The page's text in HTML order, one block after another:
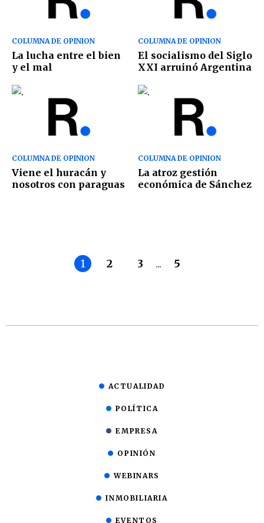
COLUMNA DE OPINION
La lucha entre el bien
y el mal
COLUMNA DE OPINION
El socialismo del Siglo
XXI arruinó Argentina
COLUMNA DE OPINION
Viene el huracán y
nosotros con paraguas
COLUMNA DE OPINION
La atroz gestión
económica de Sánchez
1 2 3 ... 5
ACTUALIDAD
POLÍTICA
EMPRESA
OPINIÓN
WEBINARS
INMOBILIARIA
EVENTOS